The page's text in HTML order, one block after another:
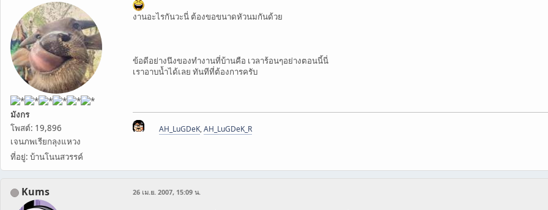
มังกร
โพสต์: 19,896
เจนภพเรียกลุงแหวง
ที่อยู่: บ้านโนนสวรรค์
งานอะไรกันวะนี่ ต้องขอขนาดหัวนมกันด้วย
ข้อดีอย่างนึงของทำงานที่บ้านคือ เวลาร้อนๆอย่างตอนนี้นี่
เราอาบน้ำได้เลย ทันทีที่ต้องการครับ
AH_LuGDeK,AH_LuGDeK_R
Kums 26 เม.ย. 2007, 15:09 น.